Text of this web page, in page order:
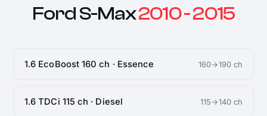
Ford S-Max2010 - 2015
1.6 EcoBoost 160 ch · Essence 160→190 ch
1.6 TDCi 115 ch · Diesel 115→140 ch